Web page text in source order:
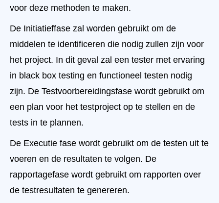
voor deze methoden te maken.
De Initiatieffase zal worden gebruikt om de
middelen te identificeren die nodig zullen zijn voor
het project. In dit geval zal een tester met ervaring
in black box testing en functioneel testen nodig
zijn. De Testvoorbereidingsfase wordt gebruikt om
een plan voor het testproject op te stellen en de
tests in te plannen.
De Executie fase wordt gebruikt om de testen uit te
voeren en de resultaten te volgen. De
rapportagefase wordt gebruikt om rapporten over
de testresultaten te genereren.